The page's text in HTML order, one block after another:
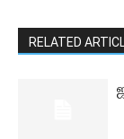
RELATED